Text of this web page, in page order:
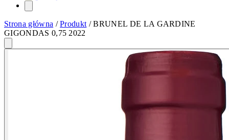
Strona główna /Produkt /BRUNEL DE LA GARDINE
GIGONDAS 0,75 2022